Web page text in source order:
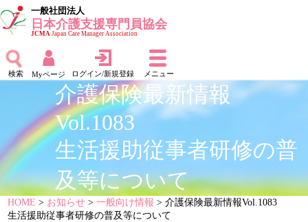
一般社団法人
日本介護支援専門員協会
JCMAJapan Care Manager Association
検索 Myページ ログイン/新規登録 メニュー
介護保険最新情報
Vol.1083
生活援助従事者研修の普
及等について
HOME > お知らせ >一般向け情報 > 介護保険最新情報Vol.1083
生活援助従事者研修の普及等について